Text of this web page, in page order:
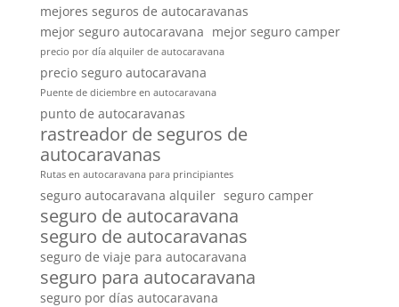
mejores seguros de autocaravanas
mejor seguro autocaravana mejor seguro camper
precio por día alquiler de autocaravana
precio seguro autocaravana
Puente de diciembre en autocaravana
punto de autocaravanas
rastreador de seguros de
autocaravanas
Rutas en autocaravana para principiantes
seguro autocaravana alquiler seguro camper
seguro de autocaravana
seguro de autocaravanas
seguro de viaje para autocaravana
seguro para autocaravana
seguro por días autocaravana